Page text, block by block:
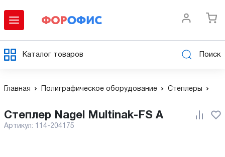
Каталог товаров Поиск
Главная Полиграфическое оборудование Степлеры
Степлер Nagel Multinak-FS A
Артикул: 114-204175